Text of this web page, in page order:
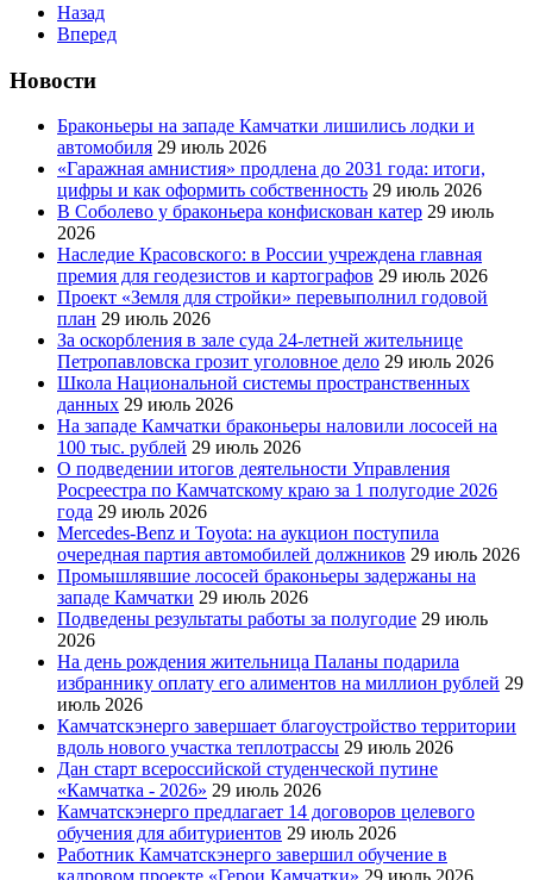
Назад
Вперед
Новости
Браконьеры на западе Камчатки лишились лодки и
автомобиля 29 июль 2026
«Гаражная амнистия» продлена до 2031 года: итоги,
цифры и как оформить собственность 29 июль 2026
В Соболево у браконьера конфискован катер 29 июль
2026
Наследие Красовского: в России учреждена главная
премия для геодезистов и картографов 29 июль 2026
Проект «Земля для стройки» перевыполнил годовой
план 29 июль 2026
За оскорбления в зале суда 24-летней жительнице
Петропавловска грозит уголовное дело 29 июль 2026
Школа Национальной системы пространственных
данных 29 июль 2026
На западе Камчатки браконьеры наловили лососей на
100 тыс. рублей 29 июль 2026
О подведении итогов деятельности Управления
Росреестра по Камчатскому краю за 1 полугодие 2026
года 29 июль 2026
Mercedes-Benz и Toyota: на аукцион поступила
очередная партия автомобилей должников 29 июль 2026
Промышлявшие лососей браконьеры задержаны на
западе Камчатки 29 июль 2026
Подведены результаты работы за полугодие 29 июль
2026
На день рождения жительница Паланы подарила
избраннику оплату его алиментов на миллион рублей 29
июль 2026
Камчатскэнерго завершает благоустройство территории
вдоль нового участка теплотрассы 29 июль 2026
Дан старт всероссийской студенческой путине
«Камчатка - 2026» 29 июль 2026
Камчатскэнерго предлагает 14 договоров целевого
обучения для абитуриентов 29 июль 2026
Работник Камчатскэнерго завершил обучение в